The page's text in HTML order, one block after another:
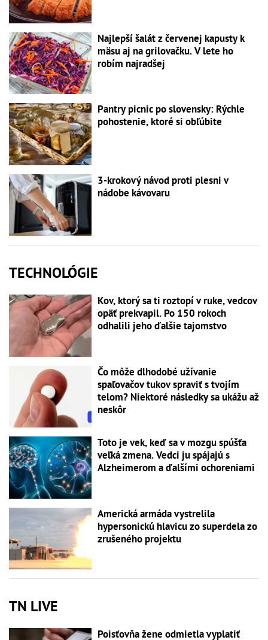
Najlepší šalát z červenej kapusty k
mäsu aj na grilovačku. V lete ho
robím najradšej
Pantry picnic po slovensky: Rýchle
pohostenie, ktoré si obľúbite
3-krokový návod proti plesni v
nádobe kávovaru
TECHNOLÓGIE
Kov, ktorý sa ti roztopí v ruke, vedcov
opäť prekvapil. Po 150 rokoch
odhalili jeho ďalšie tajomstvo
Čo môže dlhodobé užívanie
spaľovačov tukov spraviť s tvojím
telom? Niektoré následky sa ukážu až
neskôr
Toto je vek, keď sa v mozgu spúšťa
veľká zmena. Vedci ju spájajú s
Alzheimerom a ďalšími ochoreniami
Americká armáda vystrelila
hypersonickú hlavicu zo superdela zo
zrušeného projektu
TN LIVE
Poisťovňa žene odmietla vyplatiť